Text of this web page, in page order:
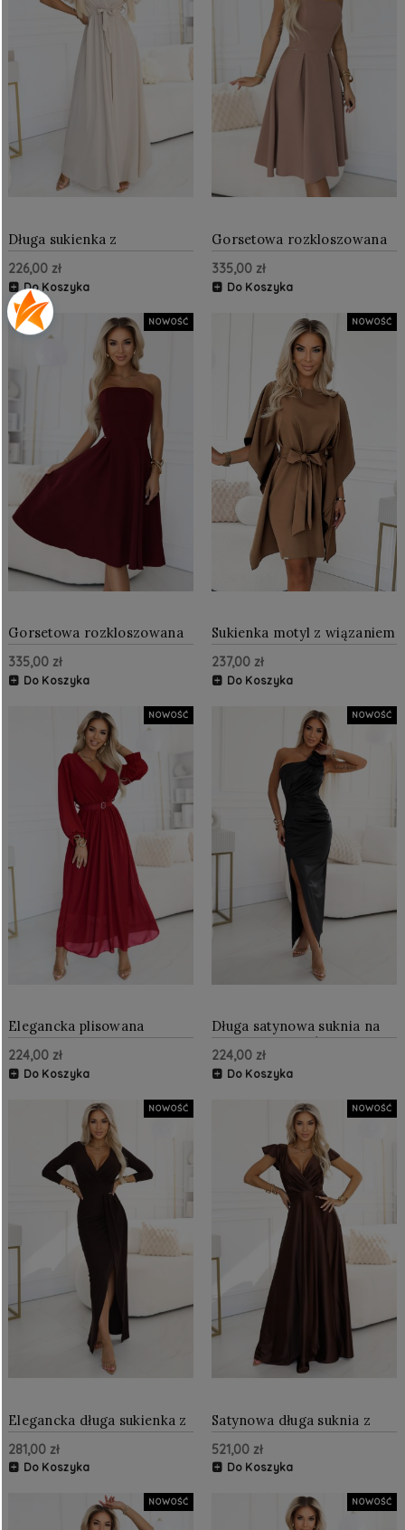
Długa sukienka z
plisowanym dekoltem i
wiązaniem Beżowa
226,00 zł
Do Koszyka
Gorsetowa rozkloszowana
sukienka midi na wyjątkowe
okazje Beżowa
335,00 zł
Do Koszyka
Gorsetowa rozkloszowana
sukienka midi na wyjątkowe
okazje Bordowa
335,00 zł
Do Koszyka
NOWOŚĆ
Sukienka motyl z wiązaniem
w pasie Cappuccino
237,00 zł
Do Koszyka
NOWOŚĆ
Elegancka plisowana
sukienka maxi z paskiem i
kopertowym dekoltem
Bordowa
224,00 zł
Do Koszyka
NOWOŚĆ
Długa satynowa suknia na
jedno ramię z różami
Czarna
224,00 zł
Do Koszyka
NOWOŚĆ
Elegancka długa sukienka z
kopertowym dekoltem i
rozcięciem Czekoladowy
brąz
281,00 zł
Do Koszyka
NOWOŚĆ
Satynowa długa suknia z
dekoltem - czekoladowa
521,00 zł
Do Koszyka
NOWOŚĆ
NOWOŚĆ NOWOŚĆ